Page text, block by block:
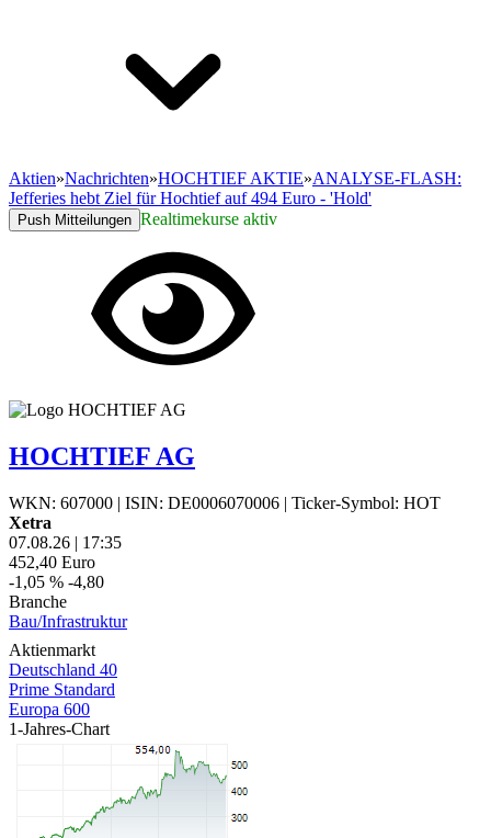
Aktien»Nachrichten»HOCHTIEF AKTIE»ANALYSE-FLASH:
Jefferies hebt Ziel für Hochtief auf 494 Euro - 'Hold'
Push Mitteilungen Realtimekurse aktiv
HOCHTIEF AG
WKN: 607000 | ISIN: DE0006070006 | Ticker-Symbol: HOT
Xetra
07.08.26 | 17:35
452,40 Euro
-1,05 % -4,80
Branche
Bau/Infrastruktur
Aktienmarkt
Deutschland 40
Prime Standard
Europa 600
1-Jahres-Chart